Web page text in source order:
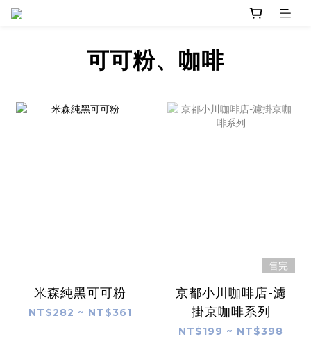
可可粉、咖啡
米森純黑可可粉
NT$282 ~ NT$361
售完
京都小川咖啡店-濾
掛京咖啡系列
NT$199 ~ NT$398